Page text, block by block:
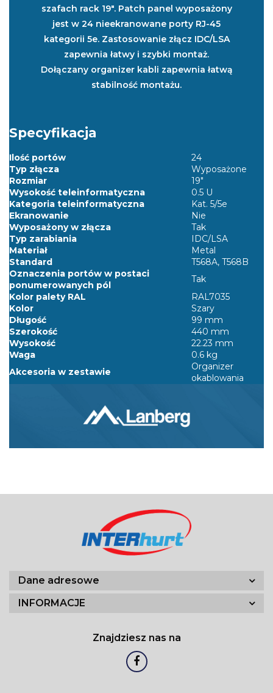
szafach rack 19". Patch panel wyposażony
jest w 24 nieekranowane porty RJ-45
kategorii 5e. Zastosowanie złącz IDC/LSA
zapewnia łatwy i szybki montaż.
Dołączany organizer kabli zapewnia łatwą
stabilność montażu.
Specyfikacja
Ilość portów
24
Typ złącza
Wyposażone
Rozmiar
19"
Wysokość teleinformatyczna
0.5 U
Kategoria teleinformatyczna
Kat. 5/5e
Ekranowanie
Nie
Wyposażony w złącza
Tak
Typ zarabiania
IDC/LSA
Materiał
Metal
Standard
T568A, T568B
Oznaczenia portów w postaci
ponumerowanych pól
Tak
Kolor palety RAL
RAL7035
Kolor
Szary
Długość
99 mm
Szerokość
440 mm
Wysokość
22.23 mm
Waga
0.6 kg
Akcesoria w zestawie
Organizer
okablowania
Dane adresowe
INFORMACJE
Znajdziesz nas na